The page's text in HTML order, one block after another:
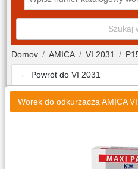
Szukaj
Domov AMICA VI 2031
← Powrót do VI 2031
Worek do odkurzacza AMICA